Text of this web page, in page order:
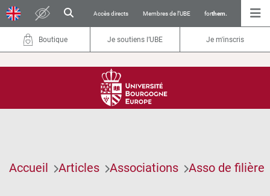
Accès directs Membres de l’UBE forthem.
Boutique Je soutiens l’UBE Je m'inscris
Accueil Articles Associations Asso de filière